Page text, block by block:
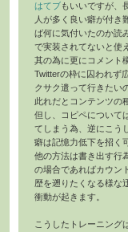
はてブもいいですが、
人が多く良い癖が付き
ば何に気付いたのか読
で実装されてないと使
其の為に更にコメント
Twitterの枠に囚われず
クサク遣って行きたい
此れだとコンテンツの
但し、コピペについて
てしまう為、逆にこう
癖は記憶力低下を招く
他の方法は書き出す行
の場合であればカウン
歴を遡りたくなる様な
衝動が起きます。
こうしたトレーニング